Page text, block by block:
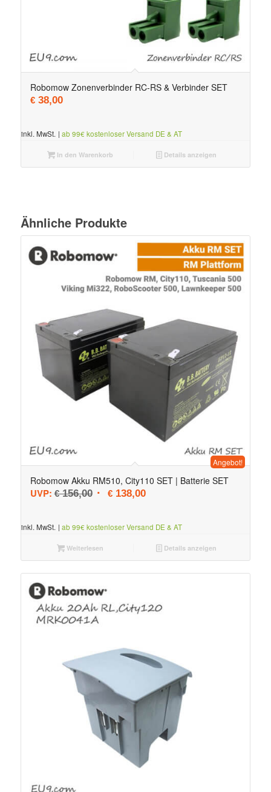
Robomow Zonenverbinder RC-RS & Verbinder SET
€38,00
inkl. MwSt. | ab 99€ kostenloser Versand DE & AT
In den Warenkorb Details anzeigen
Ähnliche Produkte
Robomow Akku RM510, City110 SET | Batterie SET
UVP: €156,00 Ursprünglicher Preis war: € 156,00
€138,00Aktueller Preis ist: € 138,00.
Angebot!
inkl. MwSt. | ab 99€ kostenloser Versand DE & AT
Weiterlesen Details anzeigen